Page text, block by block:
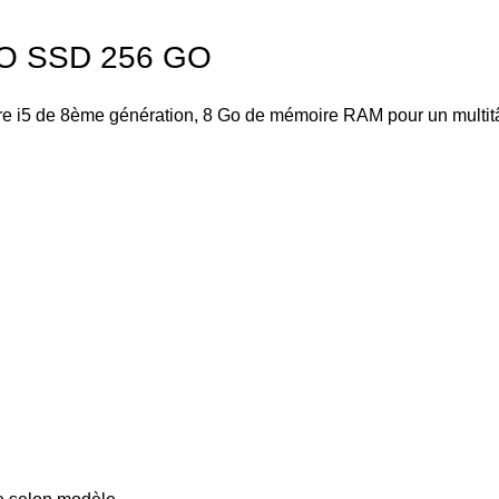
SSD 256 GO
i5 de 8ème génération, 8 Go de mémoire RAM pour un